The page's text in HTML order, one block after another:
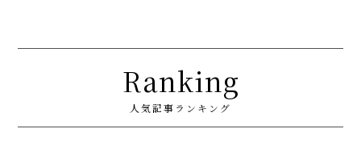
Ranking
人気記事ランキング